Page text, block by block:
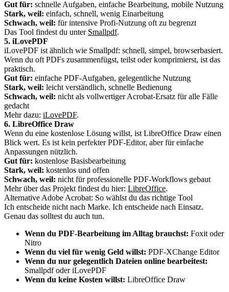
Gut für: schnelle Aufgaben, einfache Bearbeitung, mobile Nutzung
Stark, weil: einfach, schnell, wenig Einarbeitung
Schwach, weil: für intensive Profi-Nutzung oft zu begrenzt
Das Tool findest du unter Smallpdf.
5. iLovePDF
iLovePDF ist ähnlich wie Smallpdf: schnell, simpel, browserbasiert.
Wenn du oft PDFs zusammenfügst, teilst oder komprimierst, ist das
praktisch.
Gut für: einfache PDF-Aufgaben, gelegentliche Nutzung
Stark, weil: leicht verständlich, schnelle Bedienung
Schwach, weil: nicht als vollwertiger Acrobat-Ersatz für alle Fälle
gedacht
Mehr dazu: iLovePDF.
6. LibreOffice Draw
Wenn du eine kostenlose Lösung willst, ist LibreOffice Draw einen
Blick wert. Es ist kein perfekter PDF-Editor, aber für einfache
Anpassungen nützlich.
Gut für: kostenlose Basisbearbeitung
Stark, weil: kostenlos und offen
Schwach, weil: nicht für professionelle PDF-Workflows gebaut
Mehr über das Projekt findest du hier: LibreOffice.
Alternative Adobe Acrobat: So wählst du das richtige Tool
Ich entscheide nicht nach Marke. Ich entscheide nach Einsatz.
Genau das solltest du auch tun.
Wenn du PDF-Bearbeitung im Alltag brauchst: Foxit oder
Nitro
Wenn du viel für wenig Geld willst: PDF-XChange Editor
Wenn du nur gelegentlich Dateien online bearbeitest:
Smallpdf oder iLovePDF
Wenn du keine Kosten willst: LibreOffice Draw